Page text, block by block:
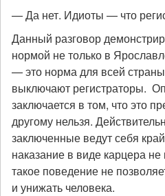
— Да нет. Идиоты — что
Данный разговор
нормой не только в
— это норма для всей
выключают регистраторы.
заключается в том, что это
другому нельзя.
заключенные ведут себя
наказание в виде карцера
такое поведение не
и унижать человека.